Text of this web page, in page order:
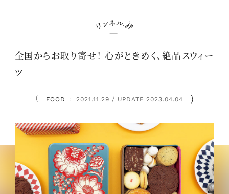
全国からお取り寄せ！ 心がときめく、絶品スウィー
ツ
FOOD ： 2021.11.29 / UPDATE 2023.04.04